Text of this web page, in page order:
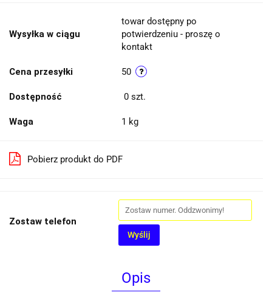
Wysyłka w ciągu
towar dostępny po
potwierdzeniu - proszę o
kontakt
Cena przesyłki 50
Dostępność 0 szt.
Waga 1 kg
Pobierz produkt do PDF
Zostaw telefon
Wyślij
Opis